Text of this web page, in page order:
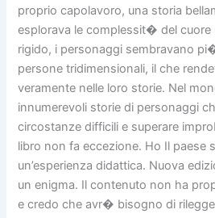
proprio capolavoro, una storia
esplorava le complessit� del cuore
rigido, i personaggi sembravano
persone tridimensionali, il che
veramente nelle loro storie. Nel
innumerevoli storie di personaggi
circostanze difficili e superare
libro non fa eccezione. Ho Il paese
un’esperienza didattica. Nuova
un enigma. Il contenuto non ha
e credo che avr� bisogno di